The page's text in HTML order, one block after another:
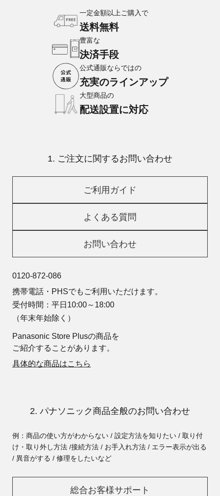
一定金額以上ご購入で
送料無料
豊富な
決済手段
公式通販ならではの
充実のラインアップ
大型商品の
配送設置に対応
1. ご注文に関するお問い合わせ
ご利用ガイド
よくある質問
お問い合わせ
0120-872-086
携帯電話・PHSでもご利用いただけます。
受付時間：平日10:00～18:00
（年末年始除く）
Panasonic Store Plusの商品を
ご紹介することがあります。
具体的な商品はこちら
2. パナソニック商品全般のお問い合わせ
例：商品の使い方がわからない / 設定方法を知りたい / 取り付
け・取り外し方法 /接続方法 / お手入れ方法 / エラー表示が出る
/ 異音がする / 修理をしたいなど
総合お客様サポート